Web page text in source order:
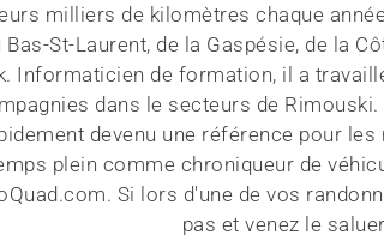
milliers de kilomètres chaque
St-Laurent, de la Gaspésie, de la
Informaticien de formation, il a
dans le secteurs de
devenu une référence pour
plein comme chroniqueur de
Si lors d'une de vos
pas et venez le